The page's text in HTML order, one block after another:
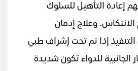
إعادة التأهيل للسلوك
وعلاج إدمان
التنفيذ إذا تم تحت إشراف طبي
الجانبية للدواء تكون شديدة